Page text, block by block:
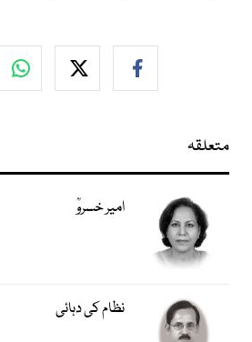
متعلقہ
امیر خسروؒ
نظام کی دہائی